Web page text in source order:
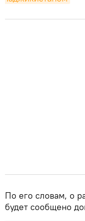
По его словам, о
будет сообщено